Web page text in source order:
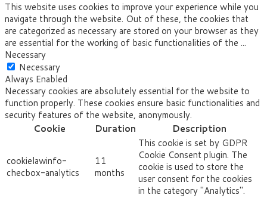
This website uses cookies to improve your experience while you
navigate through the website. Out of these, the cookies that
are categorized as necessary are stored on your browser as they
are essential for the working of basic functionalities of the ...
Necessary
Necessary
Always Enabled
Necessary cookies are absolutely essential for the website to
function properly. These cookies ensure basic functionalities and
security features of the website, anonymously.
Cookie
Duration Description
cookielawinfo-
checbox-analytics
11
months
This cookie is set by GDPR
Cookie Consent plugin. The
cookie is used to store the
user consent for the cookies
in the category "Analytics".